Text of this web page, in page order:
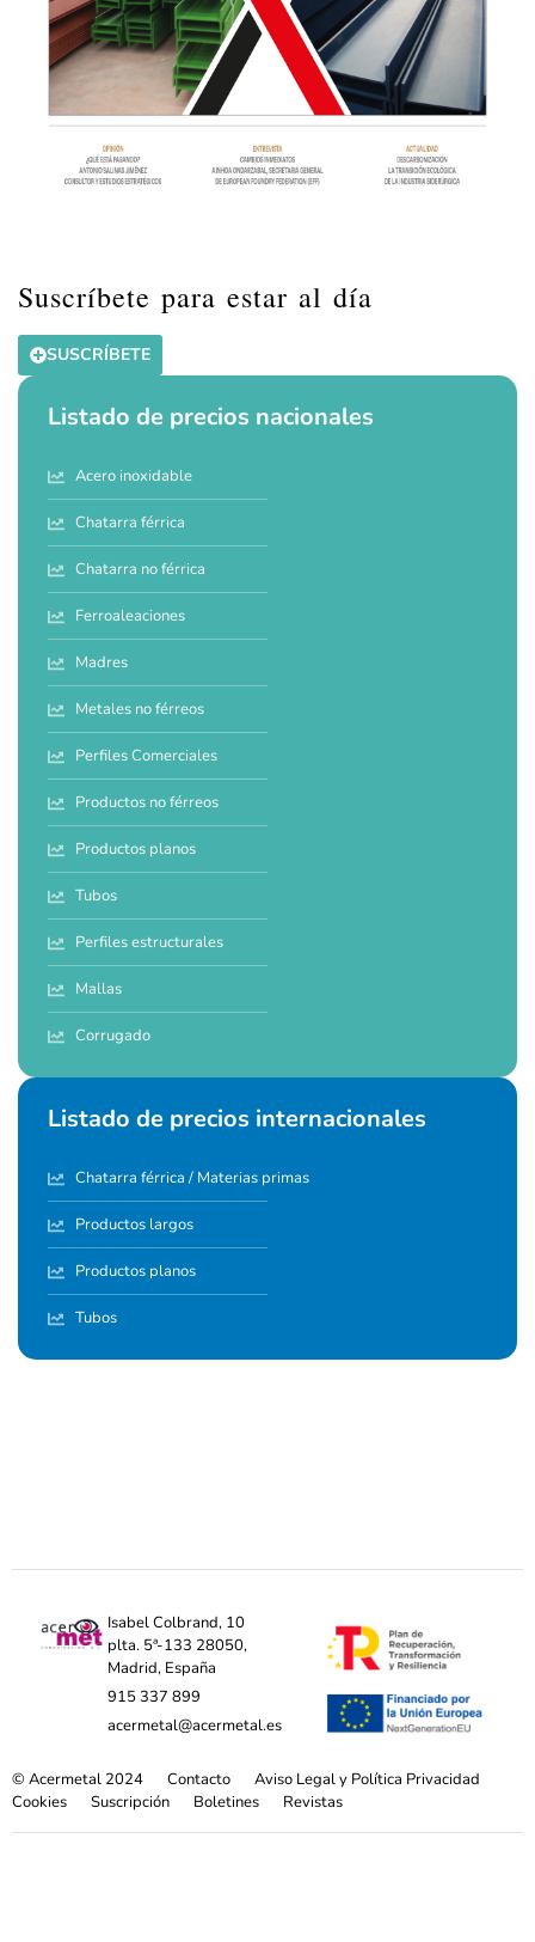
Suscríbete para estar al día
SUSCRÍBETE
Listado de precios nacionales
Acero inoxidable
Chatarra férrica
Chatarra no férrica
Ferroaleaciones
Madres
Metales no férreos
Perfiles Comerciales
Productos no férreos
Productos planos
Tubos
Perfiles estructurales
Mallas
Corrugado
Listado de precios internacionales
Chatarra férrica / Materias primas
Productos largos
Productos planos
Tubos
Isabel Colbrand, 10
plta. 5ª-133 28050,
Madrid, España
915 337 899
acermetal@acermetal.es
© Acermetal 2024 Contacto
Aviso Legal y Política Privacidad
Cookies
Suscripción Boletines Revistas